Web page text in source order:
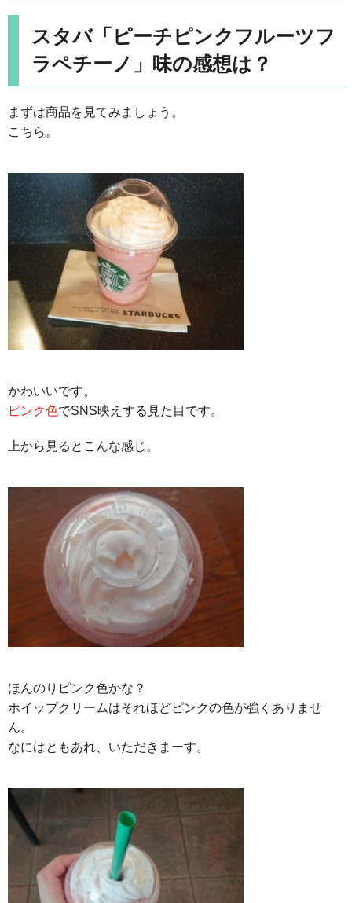
スタバ「ピーチピンクフルーツフ
ラペチーノ」味の感想は？
まずは商品を見てみましょう。
こちら。
かわいいです。
ピンク色でSNS映えする見た目です。
上から見るとこんな感じ。
ほんのりピンク色かな？
ホイップクリームはそれほどピンクの色が強くありませ
ん。
なにはともあれ、いただきまーす。